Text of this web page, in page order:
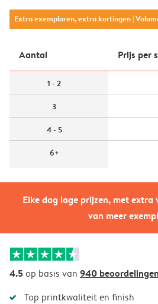
Elke dag lage prijzen, met
van meer
Extra exemplaren, extra kortingen|
Aantal Prijs per
1 - 2
3
4 - 5
6+
4.5op basis van 940 beoordelingen
Top printkwaliteit en finish